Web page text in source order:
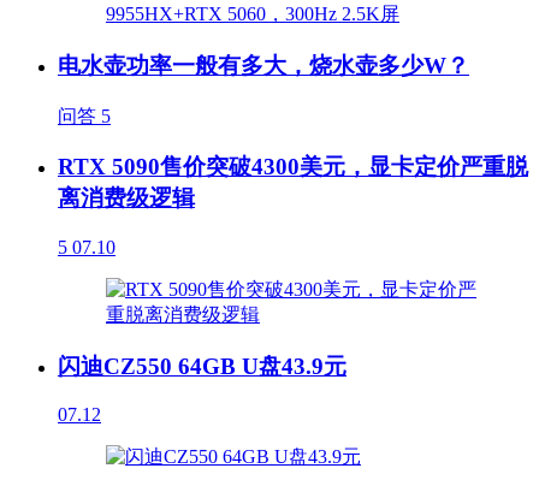
电水壶功率一般有多大，烧水壶多少W？
问答 5
RTX 5090售价突破4300美元，显卡定价严重脱
离消费级逻辑
5 07.10
闪迪CZ550 64GB U盘43.9元
07.12